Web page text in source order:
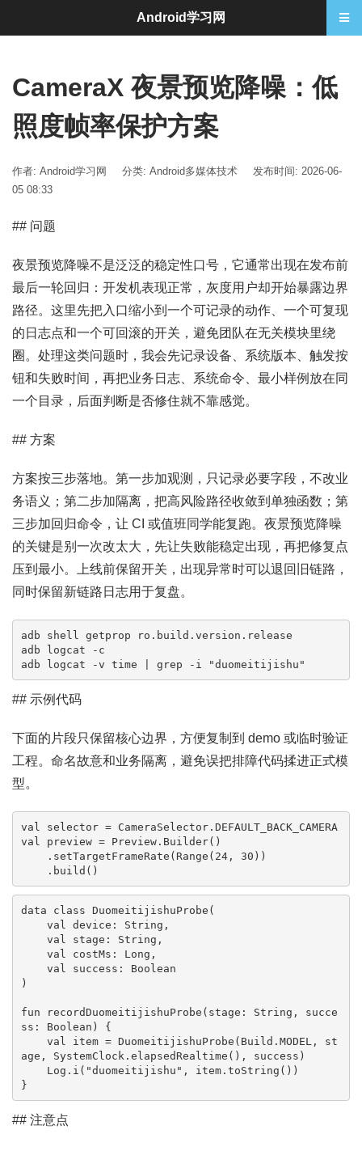
CameraX 夜景预览降噪：低
照度帧率保护方案
作者: Android学习网 分类: Android多媒体技术
发布时间: 2026-06-
05 08:33
## 问题
夜景预览降噪不是泛泛的稳定性口号，它通常出现在发布前
最后一轮回归：开发机表现正常，灰度用户却开始暴露边界
路径。这里先把入口缩小到一个可记录的动作、一个可复现
的日志点和一个可回滚的开关，避免团队在无关模块里绕
圈。处理这类问题时，我会先记录设备、系统版本、触发按
钮和失败时间，再把业务日志、系统命令、最小样例放在同
一个目录，后面判断是否修住就不靠感觉。
## 方案
方案按三步落地。第一步加观测，只记录必要字段，不改业
务语义；第二步加隔离，把高风险路径收敛到单独函数；第
三步加回归命令，让 CI 或值班同学能复跑。夜景预览降噪
的关键是别一次改太大，先让失败能稳定出现，再把修复点
压到最小。上线前保留开关，出现异常时可以退回旧链路，
同时保留新链路日志用于复盘。
adb shell getprop ro.build.version.release
adb logcat -c
adb logcat -v time | grep -i "duomeitijishu"
## 示例代码
下面的片段只保留核心边界，方便复制到 demo 或临时验证
工程。命名故意和业务隔离，避免误把排障代码揉进正式模
型。
val selector = CameraSelector.DEFAULT_BACK_CAMERA
val preview = Preview.Builder()
    .build()
data class DuomeitijishuProbe(
)
fun recordDuomeitijishuProbe(stage: String, succe
ss: Boolean) {
age, SystemClock.elapsedRealtime(), success)
}
## 注意点
Android学习网